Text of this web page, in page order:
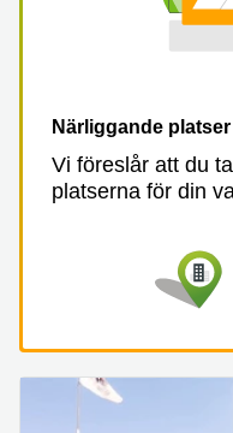
Närliggande platser
Vi föreslår att du
platserna för din